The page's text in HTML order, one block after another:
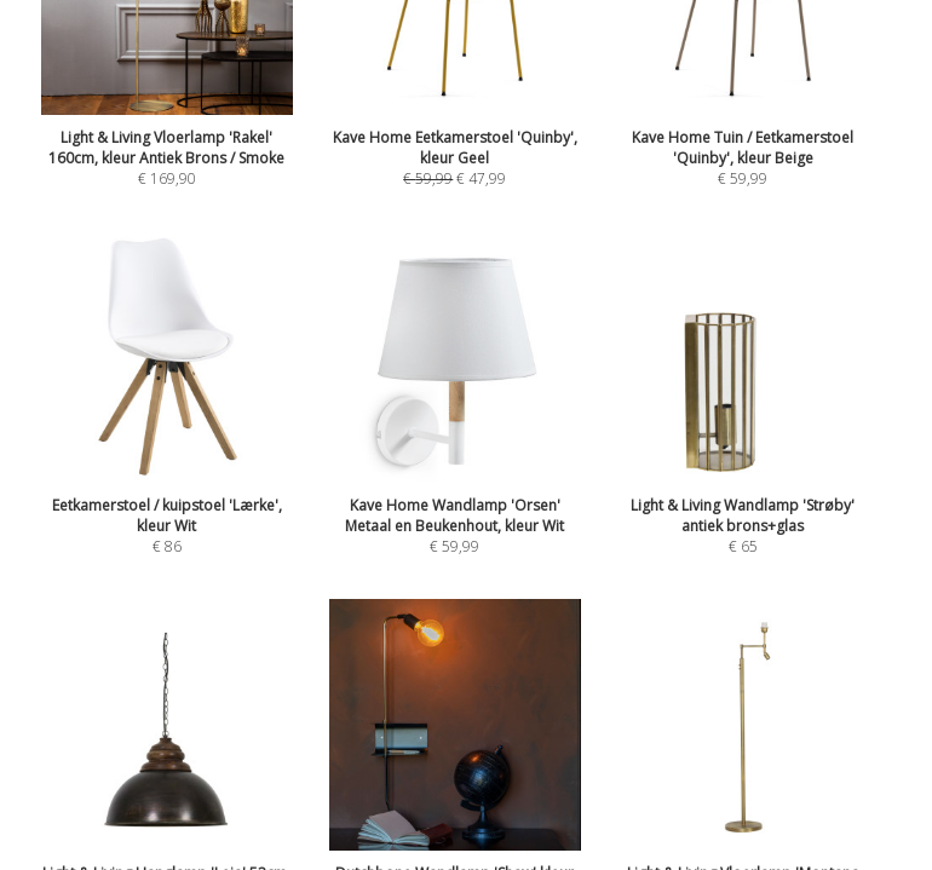
Light & Living Vloerlamp 'Rakel'
160cm, kleur Antiek Brons / Smoke
€ 169,90
Kave Home Eetkamerstoel 'Quinby',
kleur Geel
€59,99€47,99
Kave Home Tuin / Eetkamerstoel
'Quinby', kleur Beige
€59,99
Eetkamerstoel / kuipstoel 'Lærke',
kleur Wit
€86
Kave Home Wandlamp 'Orsen'
Metaal en Beukenhout, kleur Wit
€59,99
Light & Living Wandlamp 'Strøby'
antiek brons+glas
€ 65